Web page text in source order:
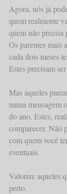
Agora, nós já
quem realmente
quem não precisa
Os parentes mais
cada dois meses
Estes precisam
Mas aqueles
numa mensagem
do ano. Estes,
comparecer. Não
com quem você
eventuais.
Valorize aqueles
perto.